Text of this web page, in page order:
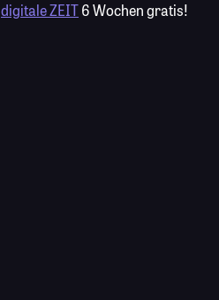
digitale ZEIT6 Wochen gratis!